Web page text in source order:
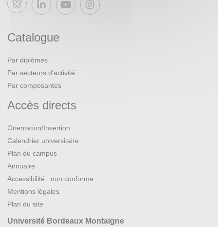
Bluesky
Catalogue
Par diplômes
Par secteurs d’activité
Par composantes
Accès directs
Orientation/Insertion
Calendrier universitaire
Plan du campus
Annuaire
Accessibilité : non conforme
Mentions légales
Plan du site
Université Bordeaux Montaigne